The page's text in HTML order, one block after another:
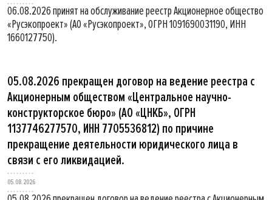
06.08.2026 принят на обслуживание реестр Акционерное общество
«Русэкопроект» (АО «Русэкопроект», ОГРН 1091690031190, ИНН
1660127750).
05.08.2026 прекращен договор на ведение реестра с
Акционерным обществом «Центральное научно-
конструкторское бюро» (АО «ЦНКБ», ОГРН
1137746277570, ИНН 7705536812) по причине
прекращение деятельности юридического лица в
связи с его ликвидацией.
05.08.2026